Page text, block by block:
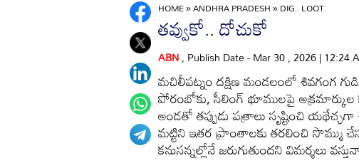
HOME»ANDHRA PRADESH»DIG.. LOOT.
తవ్వుకో.. దోచుకో
ABN, Publish Date - Mar 30 , 2026 | 12:24
మచిలీపట్నం దక్షిణ మండలంలో శివగంగ
పోరంబోకు, సీలింగ్‌ భూములపై అక్రమార్కుల
అండతో తప్పుడు పత్రాలు సృష్టించి యథేచ్ఛగా
మట్టిని ఇతర ప్రాంతాలకు తరలించి సొమ్ము
కనుసన్నల్లోనే జరుగుతుందని విమర్శలు